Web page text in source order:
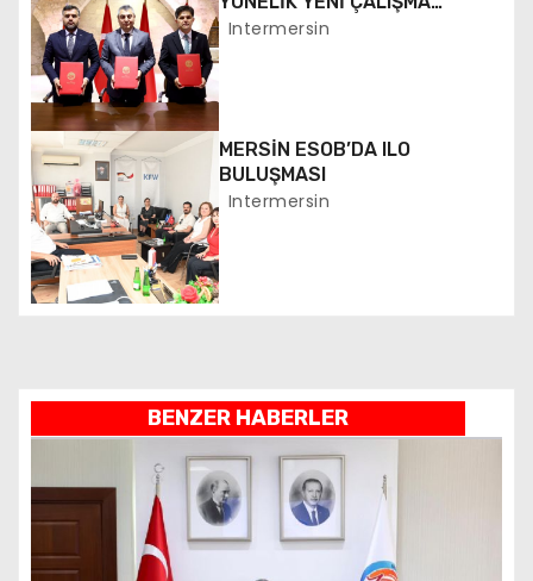
n
m
e
s
i
BAŞLATILDI
Intermersin
MERSİN ESOB’DA ILO
BULUŞMASI
Intermersin
BENZER HABERLER